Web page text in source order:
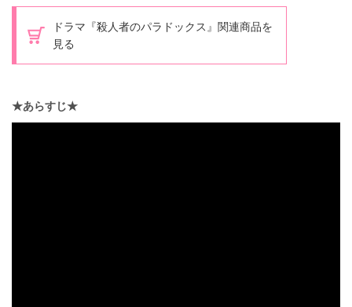
ドラマ『殺人者のパラドックス』関連商品を
見る
★あらすじ★